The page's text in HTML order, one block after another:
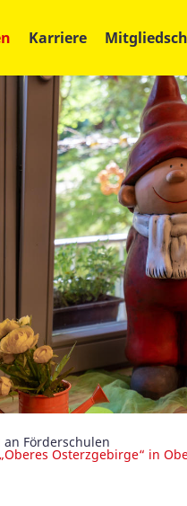
Karriere
Förderschulen
Osterzgebirge“ in